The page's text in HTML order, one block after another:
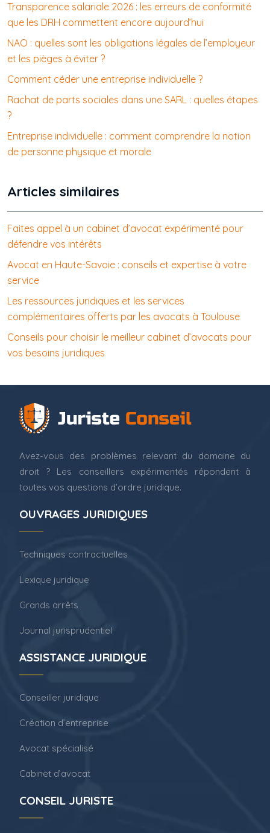
Transparence salariale 2026 : les erreurs de conformité
que les DRH commettent encore aujourd’hui
NAO : quelles sont les obligations légales de l’employeur
et les pièges à éviter ?
Comment céder une entreprise individuelle ?
Rachat de parts sociales dans une SARL : quelles étapes
?
Entreprise individuelle : comment comprendre la notion
de personne physique et morale
Articles similaires
Faites appel à un cabinet d’avocat expérimenté pour
défendre vos intérêts
Avocat en Haute-Savoie : conseils et expertise à votre
service
Les ressources juridiques et les services
complémentaires offerts par les avocats à Toulouse
Conseils pour choisir le meilleur cabinet d’avocats pour
vos besoins juridiques
Avez-vous des problèmes relevant du domaine du
droit ? Les conseillers expérimentés répondent à
toutes vos questions d’ordre juridique.
OUVRAGES JURIDIQUES
Techniques contractuelles
Lexique juridique
Grands arrêts
Journal jurisprudentiel
ASSISTANCE JURIDIQUE
Conseiller juridique
Création d’entreprise
Avocat spécialisé
Cabinet d’avocat
CONSEIL JURISTE